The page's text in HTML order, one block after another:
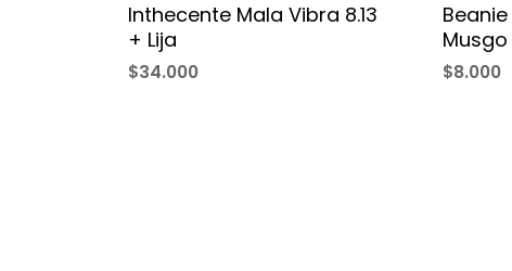
Inthecente Mala Vibra 8.13
+ Lija
$34.000
Musgo
$8.000